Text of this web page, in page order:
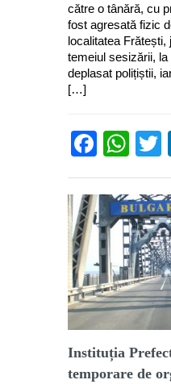
către o tânără, cu
fost agresată fizic
localitatea Frătești,
temeiul sesizării,
deplasat polițiștii,
[…]
Instituția
temporare de